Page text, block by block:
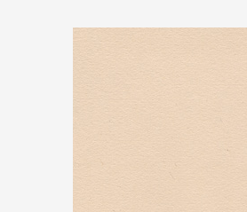
Visites d'ateliers